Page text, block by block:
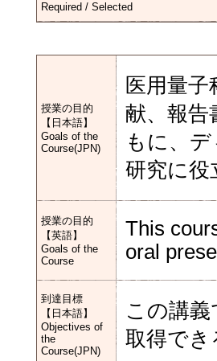
Required / Selected
授業の目的
【日本語】
Goals of the
Course(JPN)
医用量
献、報告
もに、
研究に役
授業の目的
【英語】
Goals of the
Course
This
oral
到達目標
【日本語】
Objectives of
the
Course(JPN)
この講
取得でき